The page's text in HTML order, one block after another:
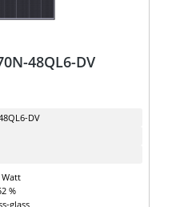
48QL6-DV
DV
Watt
%
glass